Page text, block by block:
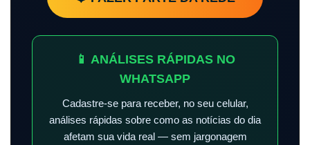
📱 ANÁLISES RÁPIDAS NO
WHATSAPP
Cadastre-se para receber, no seu celular,
análises rápidas sobre como as notícias do dia
afetam sua vida real — sem jargonagem